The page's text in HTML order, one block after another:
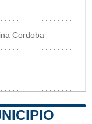
Cordoba